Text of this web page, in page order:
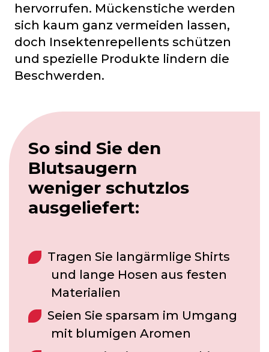
hervorrufen. Mückenstiche werden
sich kaum ganz vermeiden lassen,
doch Insektenrepellents schützen
und spezielle Produkte lindern die
Beschwerden.
So sind Sie den
Blutsaugern
weniger schutzlos
ausgeliefert:
Tragen Sie langärmlige Shirts
und lange Hosen aus festen
Materialien
Seien Sie sparsam im Umgang
mit blumigen Aromen